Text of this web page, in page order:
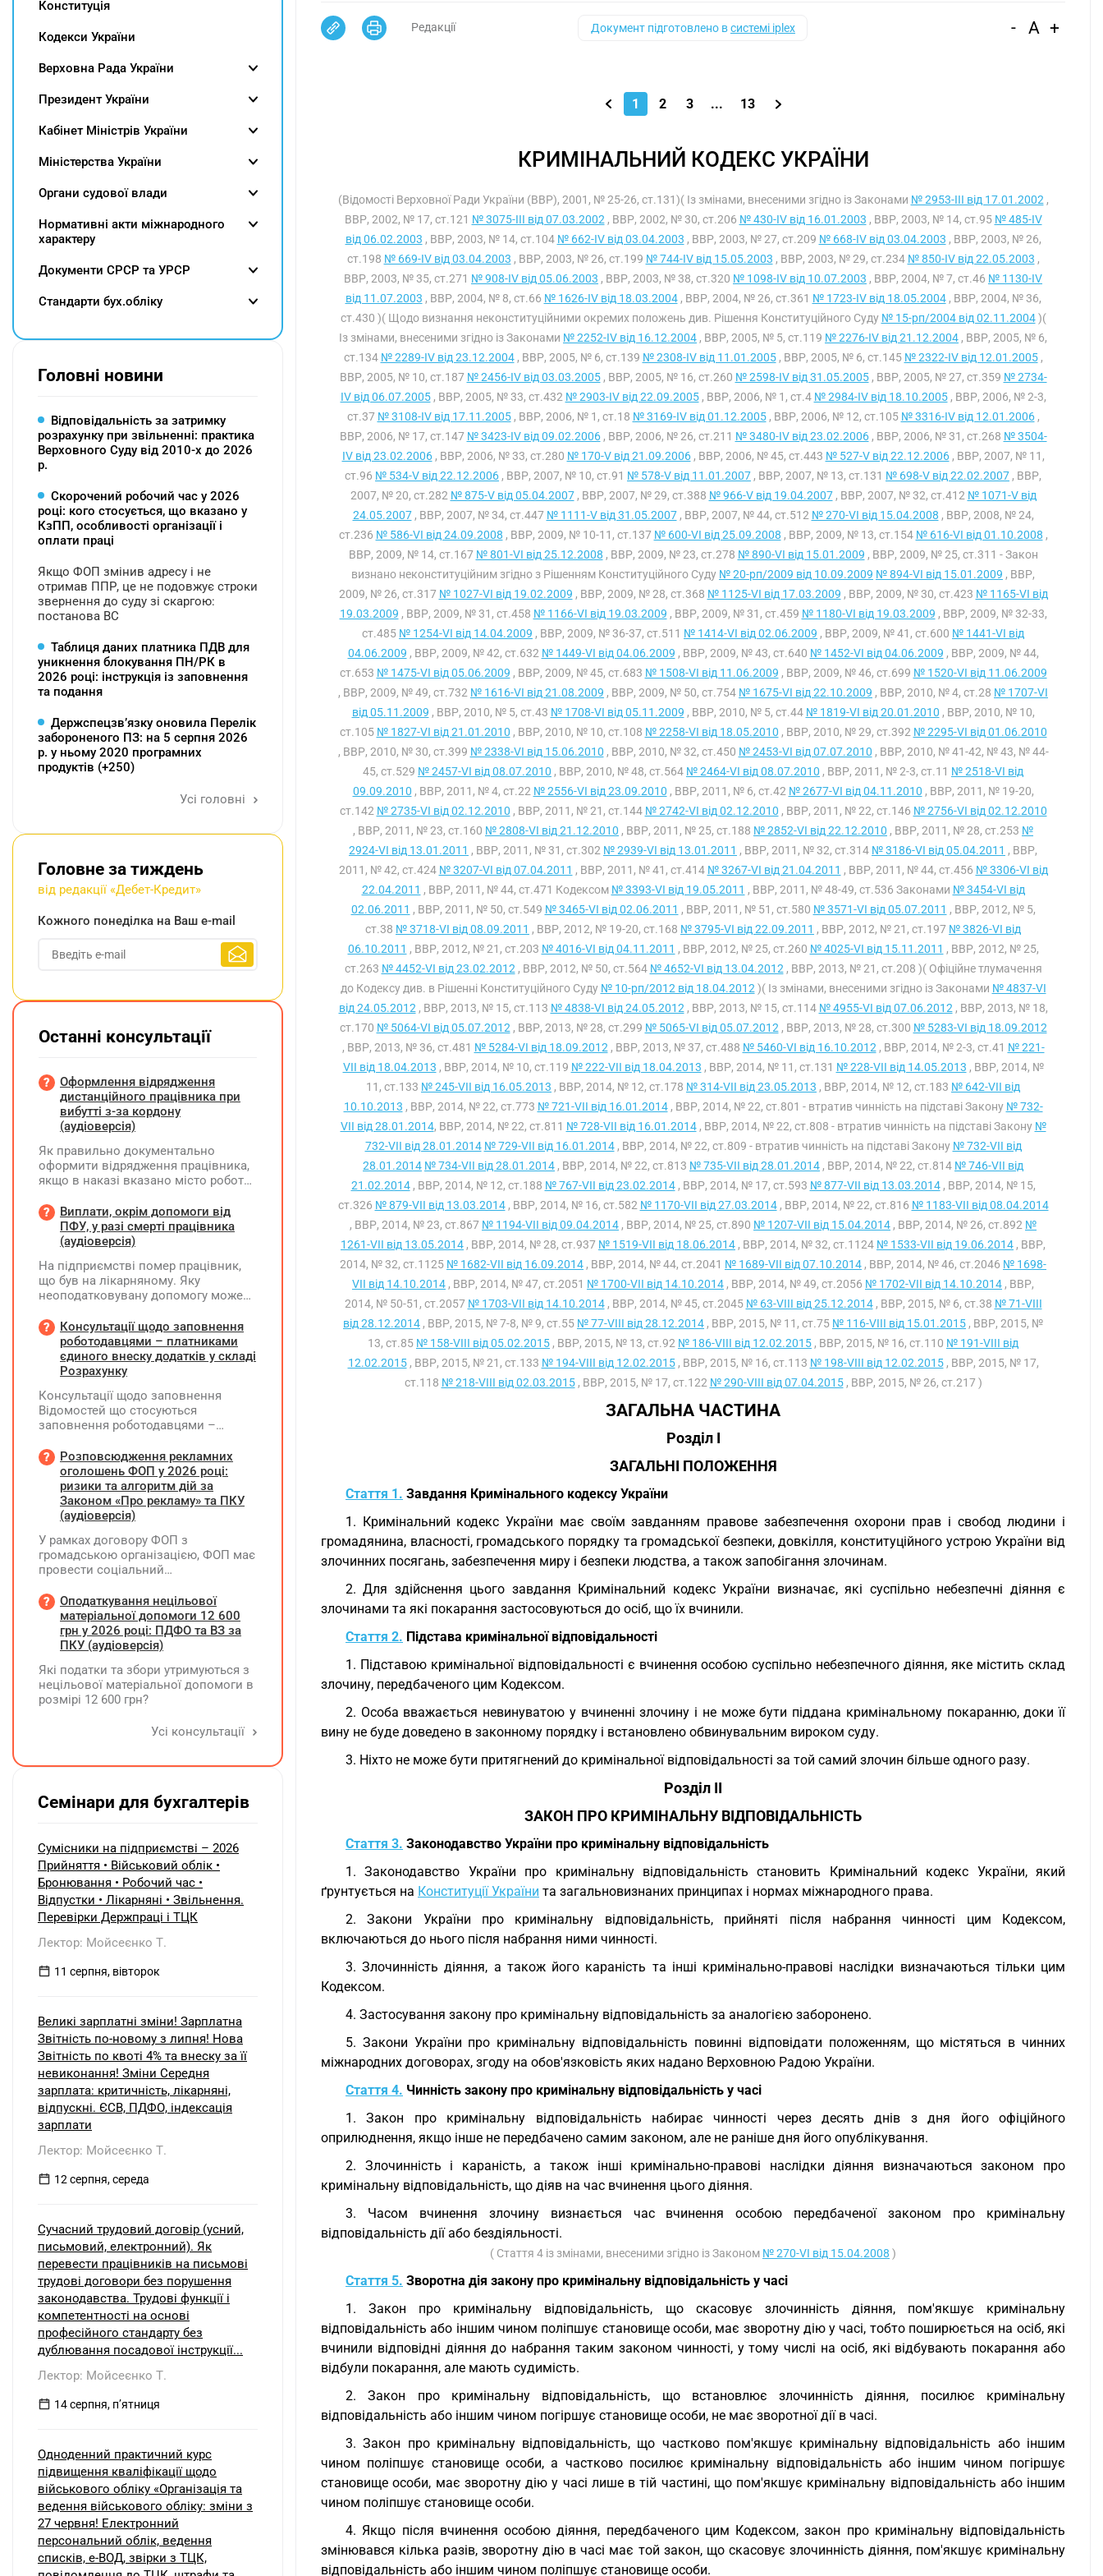
Редакції Документ підготовлено всистемі iplex - A +
1 2 3 ... 13
КРИМІНАЛЬНИЙ КОДЕКС УКРАЇНИ
(Відомості Верховної Ради України (ВВР), 2001, № 25-26, ст.131)( Із змінами, внесеними згідно із Законами № 2953-III від 17.01.2002 ,
ВВР, 2002, № 17, ст.121 № 3075-III від 07.03.2002 , ВВР, 2002, № 30, ст.206 № 430-IV від 16.01.2003 , ВВР, 2003, № 14, ст.95 № 485-IV
від 06.02.2003 , ВВР, 2003, № 14, ст.104 № 662-IV від 03.04.2003 , ВВР, 2003, № 27, ст.209 № 668-IV від 03.04.2003 , ВВР, 2003, № 26,
ст.198 № 669-IV від 03.04.2003 , ВВР, 2003, № 26, ст.199 № 744-IV від 15.05.2003 , ВВР, 2003, № 29, ст.234 № 850-IV від 22.05.2003 ,
ВВР, 2003, № 35, ст.271 № 908-IV від 05.06.2003 , ВВР, 2003, № 38, ст.320 № 1098-IV від 10.07.2003 , ВВР, 2004, № 7, ст.46 № 1130-IV
від 11.07.2003 , ВВР, 2004, № 8, ст.66 № 1626-IV від 18.03.2004, ВВР, 2004, № 26, ст.361 № 1723-IV від 18.05.2004, ВВР, 2004, № 36,
ст.430 )( Щодо визнання неконституційними окремих положень див. Рішення Конституційного Суду № 15-рп/2004 від 02.11.2004)(
Із змінами, внесеними згідно із Законами № 2252-IV від 16.12.2004 , ВВР, 2005, № 5, ст.119 № 2276-IV від 21.12.2004 , ВВР, 2005, № 6,
ст.134 № 2289-IV від 23.12.2004, ВВР, 2005, № 6, ст.139 № 2308-IV від 11.01.2005, ВВР, 2005, № 6, ст.145 № 2322-IV від 12.01.2005,
ВВР, 2005, № 10, ст.187 № 2456-IV від 03.03.2005, ВВР, 2005, № 16, ст.260 № 2598-IV від 31.05.2005, ВВР, 2005, № 27, ст.359 № 2734-
IV від 06.07.2005, ВВР, 2005, № 33, ст.432 № 2903-IV від 22.09.2005, ВВР, 2006, № 1, ст.4 № 2984-IV від 18.10.2005, ВВР, 2006, № 2-3,
ст.37 № 3108-IV від 17.11.2005, ВВР, 2006, № 1, ст.18 № 3169-IV від 01.12.2005, ВВР, 2006, № 12, ст.105 № 3316-IV від 12.01.2006,
ВВР, 2006, № 17, ст.147 № 3423-IV від 09.02.2006, ВВР, 2006, № 26, ст.211 № 3480-IV від 23.02.2006, ВВР, 2006, № 31, ст.268 № 3504-
IV від 23.02.2006, ВВР, 2006, № 33, ст.280 № 170-V від 21.09.2006, ВВР, 2006, № 45, ст.443 № 527-V від 22.12.2006, ВВР, 2007, № 11,
ст.96 № 534-V від 22.12.2006 , ВВР, 2007, № 10, ст.91 № 578-V від 11.01.2007 , ВВР, 2007, № 13, ст.131 № 698-V від 22.02.2007 , ВВР,
2007, № 20, ст.282 № 875-V від 05.04.2007, ВВР, 2007, № 29, ст.388 № 966-V від 19.04.2007, ВВР, 2007, № 32, ст.412 № 1071-V від
24.05.2007, ВВР, 2007, № 34, ст.447 № 1111-V від 31.05.2007, ВВР, 2007, № 44, ст.512 № 270-VI від 15.04.2008 , ВВР, 2008, № 24,
ст.236 № 586-VI від 24.09.2008 , ВВР, 2009, № 10-11, ст.137 № 600-VI від 25.09.2008 , ВВР, 2009, № 13, ст.154 № 616-VI від 01.10.2008 ,
ВВР, 2009, № 14, ст.167 № 801-VI від 25.12.2008 , ВВР, 2009, № 23, ст.278 № 890-VI від 15.01.2009 , ВВР, 2009, № 25, ст.311 - Закон
визнано неконституційним згідно з Рішенням Конституційного Суду № 20-рп/2009 від 10.09.2009 № 894-VI від 15.01.2009 , ВВР,
2009, № 26, ст.317 № 1027-VI від 19.02.2009 , ВВР, 2009, № 28, ст.368 № 1125-VI від 17.03.2009 , ВВР, 2009, № 30, ст.423 № 1165-VI від
19.03.2009 , ВВР, 2009, № 31, ст.458 № 1166-VI від 19.03.2009 , ВВР, 2009, № 31, ст.459 № 1180-VI від 19.03.2009 , ВВР, 2009, № 32-33,
ст.485 № 1254-VI від 14.04.2009 , ВВР, 2009, № 36-37, ст.511 № 1414-VI від 02.06.2009 , ВВР, 2009, № 41, ст.600 № 1441-VI від
04.06.2009 , ВВР, 2009, № 42, ст.632 № 1449-VI від 04.06.2009 , ВВР, 2009, № 43, ст.640 № 1452-VI від 04.06.2009 , ВВР, 2009, № 44,
ст.653 № 1475-VI від 05.06.2009 , ВВР, 2009, № 45, ст.683 № 1508-VI від 11.06.2009 , ВВР, 2009, № 46, ст.699 № 1520-VI від 11.06.2009
, ВВР, 2009, № 49, ст.732 № 1616-VI від 21.08.2009 , ВВР, 2009, № 50, ст.754 № 1675-VI від 22.10.2009 , ВВР, 2010, № 4, ст.28 № 1707-VI
від 05.11.2009 , ВВР, 2010, № 5, ст.43 № 1708-VI від 05.11.2009 , ВВР, 2010, № 5, ст.44 № 1819-VI від 20.01.2010 , ВВР, 2010, № 10,
ст.105 № 1827-VI від 21.01.2010 , ВВР, 2010, № 10, ст.108 № 2258-VI від 18.05.2010 , ВВР, 2010, № 29, ст.392 № 2295-VI від 01.06.2010
, ВВР, 2010, № 30, ст.399 № 2338-VI від 15.06.2010 , ВВР, 2010, № 32, ст.450 № 2453-VI від 07.07.2010 , ВВР, 2010, № 41-42, № 43, № 44-
45, ст.529 № 2457-VI від 08.07.2010 , ВВР, 2010, № 48, ст.564 № 2464-VI від 08.07.2010 , ВВР, 2011, № 2-3, ст.11 № 2518-VI від
09.09.2010 , ВВР, 2011, № 4, ст.22 № 2556-VI від 23.09.2010 , ВВР, 2011, № 6, ст.42 № 2677-VI від 04.11.2010 , ВВР, 2011, № 19-20,
ст.142 № 2735-VI від 02.12.2010 , ВВР, 2011, № 21, ст.144 № 2742-VI від 02.12.2010 , ВВР, 2011, № 22, ст.146 № 2756-VI від 02.12.2010
, ВВР, 2011, № 23, ст.160 № 2808-VI від 21.12.2010 , ВВР, 2011, № 25, ст.188 № 2852-VI від 22.12.2010 , ВВР, 2011, № 28, ст.253 №
2924-VI від 13.01.2011 , ВВР, 2011, № 31, ст.302 № 2939-VI від 13.01.2011 , ВВР, 2011, № 32, ст.314 № 3186-VI від 05.04.2011 , ВВР,
2011, № 42, ст.424 № 3207-VI від 07.04.2011 , ВВР, 2011, № 41, ст.414 № 3267-VI від 21.04.2011 , ВВР, 2011, № 44, ст.456 № 3306-VI від
22.04.2011 , ВВР, 2011, № 44, ст.471 Кодексом № 3393-VI від 19.05.2011 , ВВР, 2011, № 48-49, ст.536 Законами № 3454-VI від
02.06.2011 , ВВР, 2011, № 50, ст.549 № 3465-VI від 02.06.2011 , ВВР, 2011, № 51, ст.580 № 3571-VI від 05.07.2011 , ВВР, 2012, № 5,
ст.38 № 3718-VI від 08.09.2011 , ВВР, 2012, № 19-20, ст.168 № 3795-VI від 22.09.2011 , ВВР, 2012, № 21, ст.197 № 3826-VI від
06.10.2011 , ВВР, 2012, № 21, ст.203 № 4016-VI від 04.11.2011 , ВВР, 2012, № 25, ст.260 № 4025-VI від 15.11.2011 , ВВР, 2012, № 25,
ст.263 № 4452-VI від 23.02.2012 , ВВР, 2012, № 50, ст.564 № 4652-VI від 13.04.2012 , ВВР, 2013, № 21, ст.208 )( Офіційне тлумачення
до Кодексу див. в Рішенні Конституційного Суду № 10-рп/2012 від 18.04.2012 )( Із змінами, внесеними згідно із Законами № 4837-VI
від 24.05.2012 , ВВР, 2013, № 15, ст.113 № 4838-VI від 24.05.2012 , ВВР, 2013, № 15, ст.114 № 4955-VI від 07.06.2012 , ВВР, 2013, № 18,
ст.170 № 5064-VI від 05.07.2012 , ВВР, 2013, № 28, ст.299 № 5065-VI від 05.07.2012 , ВВР, 2013, № 28, ст.300 № 5283-VI від 18.09.2012
, ВВР, 2013, № 36, ст.481 № 5284-VI від 18.09.2012 , ВВР, 2013, № 37, ст.488 № 5460-VI від 16.10.2012 , ВВР, 2014, № 2-3, ст.41 № 221-
VII від 18.04.2013 , ВВР, 2014, № 10, ст.119 № 222-VII від 18.04.2013 , ВВР, 2014, № 11, ст.131 № 228-VII від 14.05.2013 , ВВР, 2014, №
11, ст.133 № 245-VII від 16.05.2013 , ВВР, 2014, № 12, ст.178 № 314-VII від 23.05.2013 , ВВР, 2014, № 12, ст.183 № 642-VII від
10.10.2013 , ВВР, 2014, № 22, ст.773 № 721-VII від 16.01.2014, ВВР, 2014, № 22, ст.801 - втратив чинність на підставі Закону № 732-
VII від 28.01.2014, ВВР, 2014, № 22, ст.811 № 728-VII від 16.01.2014, ВВР, 2014, № 22, ст.808 - втратив чинність на підставі Закону №
732-VII від 28.01.2014 № 729-VII від 16.01.2014, ВВР, 2014, № 22, ст.809 - втратив чинність на підставі Закону № 732-VII від
28.01.2014 № 734-VII від 28.01.2014 , ВВР, 2014, № 22, ст.813 № 735-VII від 28.01.2014 , ВВР, 2014, № 22, ст.814 № 746-VII від
21.02.2014, ВВР, 2014, № 12, ст.188 № 767-VII від 23.02.2014, ВВР, 2014, № 17, ст.593 № 877-VII від 13.03.2014, ВВР, 2014, № 15,
ст.326 № 879-VII від 13.03.2014, ВВР, 2014, № 16, ст.582 № 1170-VII від 27.03.2014, ВВР, 2014, № 22, ст.816 № 1183-VII від 08.04.2014
, ВВР, 2014, № 23, ст.867 № 1194-VII від 09.04.2014 , ВВР, 2014, № 25, ст.890 № 1207-VII від 15.04.2014 , ВВР, 2014, № 26, ст.892 №
1261-VII від 13.05.2014 , ВВР, 2014, № 28, ст.937 № 1519-VII від 18.06.2014 , ВВР, 2014, № 32, ст.1124 № 1533-VII від 19.06.2014 , ВВР,
2014, № 32, ст.1125 № 1682-VII від 16.09.2014 , ВВР, 2014, № 44, ст.2041 № 1689-VII від 07.10.2014 , ВВР, 2014, № 46, ст.2046 № 1698-
VII від 14.10.2014 , ВВР, 2014, № 47, ст.2051 № 1700-VII від 14.10.2014 , ВВР, 2014, № 49, ст.2056 № 1702-VII від 14.10.2014 , ВВР,
2014, № 50-51, ст.2057 № 1703-VII від 14.10.2014, ВВР, 2014, № 45, ст.2045 № 63-VIII від 25.12.2014, ВВР, 2015, № 6, ст.38 № 71-VIII
від 28.12.2014 , ВВР, 2015, № 7-8, № 9, ст.55 № 77-VIII від 28.12.2014 , ВВР, 2015, № 11, ст.75 № 116-VIII від 15.01.2015 , ВВР, 2015, №
13, ст.85 № 158-VIII від 05.02.2015 , ВВР, 2015, № 13, ст.92 № 186-VIII від 12.02.2015 , ВВР, 2015, № 16, ст.110 № 191-VIII від
12.02.2015, ВВР, 2015, № 21, ст.133 № 194-VIII від 12.02.2015, ВВР, 2015, № 16, ст.113 № 198-VIII від 12.02.2015, ВВР, 2015, № 17,
ст.118 № 218-VIII від 02.03.2015, ВВР, 2015, № 17, ст.122 № 290-VIII від 07.04.2015, ВВР, 2015, № 26, ст.217 )
ЗАГАЛЬНА ЧАСТИНА
Розділ I
ЗАГАЛЬНІ ПОЛОЖЕННЯ
Стаття 1. Завдання Кримінального кодексу України
1. Кримінальний кодекс України має своїм завданням правове забезпечення охорони прав і свобод людини і
громадянина, власності, громадського порядку та громадської безпеки, довкілля, конституційного устрою України від
злочинних посягань, забезпечення миру і безпеки людства, а також запобігання злочинам.
2. Для здійснення цього завдання Кримінальний кодекс України визначає, які суспільно небезпечні діяння є
злочинами та які покарання застосовуються до осіб, що їх вчинили.
Стаття 2. Підстава кримінальної відповідальності
1. Підставою кримінальної відповідальності є вчинення особою суспільно небезпечного діяння, яке містить склад
злочину, передбаченого цим Кодексом.
2. Особа вважається невинуватою у вчиненні злочину і не може бути піддана кримінальному покаранню, доки її
вину не буде доведено в законному порядку і встановлено обвинувальним вироком суду.
3. Ніхто не може бути притягнений до кримінальної відповідальності за той самий злочин більше одного разу.
Розділ II
ЗАКОН ПРО КРИМІНАЛЬНУ ВІДПОВІДАЛЬНІСТЬ
Стаття 3. Законодавство України про кримінальну відповідальність
1. Законодавство України про кримінальну відповідальність становить Кримінальний кодекс України, який
ґрунтується на Конституції України та загальновизнаних принципах і нормах міжнародного права.
2. Закони України про кримінальну відповідальність, прийняті після набрання чинності цим Кодексом,
включаються до нього після набрання ними чинності.
3. Злочинність діяння, а також його караність та інші кримінально-правові наслідки визначаються тільки цим
Кодексом.
4. Застосування закону про кримінальну відповідальність за аналогією заборонено.
5. Закони України про кримінальну відповідальність повинні відповідати положенням, що містяться в чинних
міжнародних договорах, згоду на обов'язковість яких надано Верховною Радою України.
Стаття 4. Чинність закону про кримінальну відповідальність у часі
1. Закон про кримінальну відповідальність набирає чинності через десять днів з дня його офіційного
оприлюднення, якщо інше не передбачено самим законом, але не раніше дня його опублікування.
2. Злочинність і караність, а також інші кримінально-правові наслідки діяння визначаються законом про
кримінальну відповідальність, що діяв на час вчинення цього діяння.
3. Часом вчинення злочину визнається час вчинення особою передбаченої законом про кримінальну
відповідальність дії або бездіяльності.
( Стаття 4 із змінами, внесеними згідно із Законом № 270-VI від 15.04.2008 )
Стаття 5. Зворотна дія закону про кримінальну відповідальність у часі
1. Закон про кримінальну відповідальність, що скасовує злочинність діяння, пом'якшує кримінальну
відповідальність або іншим чином поліпшує становище особи, має зворотну дію у часі, тобто поширюється на осіб, які
вчинили відповідні діяння до набрання таким законом чинності, у тому числі на осіб, які відбувають покарання або
відбули покарання, але мають судимість.
2. Закон про кримінальну відповідальність, що встановлює злочинність діяння, посилює кримінальну
відповідальність або іншим чином погіршує становище особи, не має зворотної дії в часі.
3. Закон про кримінальну відповідальність, що частково пом'якшує кримінальну відповідальність або іншим
чином поліпшує становище особи, а частково посилює кримінальну відповідальність або іншим чином погіршує
становище особи, має зворотну дію у часі лише в тій частині, що пом'якшує кримінальну відповідальність або іншим
чином поліпшує становище особи.
4. Якщо після вчинення особою діяння, передбаченого цим Кодексом, закон про кримінальну відповідальність
змінювався кілька разів, зворотну дію в часі має той закон, що скасовує злочинність діяння, пом'якшує кримінальну
відповідальність або іншим чином поліпшує становище особи.
Конституція
Кодекси України
Верховна Рада України
Президент України
Кабінет Міністрів України
Міністерства України
Органи судової влади
Нормативні акти міжнародного
характеру
Документи СРСР та УРСР
Cтандарти бух.обліку
Головні новини
Відповідальність за затримку
розрахунку при звільненні: практика
Верховного Суду від 2010-х до 2026
р.
Скорочений робочий час у 2026
році: кого стосується, що вказано у
КзПП, особливості організації і
оплати праці
Якщо ФОП змінив адресу і не
отримав ППР, це не подовжує строки
звернення до суду зі скаргою:
постанова ВС
Таблиця даних платника ПДВ для
уникнення блокування ПН/РК в
2026 році: інструкція із заповнення
та подання
Держспецзв’язку оновила Перелік
забороненого ПЗ: на 5 серпня 2026
р. у ньому 2020 програмних
продуктів (+250)
Усі головні
Головне за тиждень
від редакції «Дебет-Кредит»
Кожного понеділка на Ваш e-mail
Останні консультації
Оформлення відрядження
дистанційного працівника при
вибутті з-за кордону
(аудіоверсія)
Як правильно документально
оформити відрядження працівника,
якщо в наказі вказано місто роботи
відбувся з іншої країни (де
працівник працював дистанційно),
та чи впливає ця розбіжність на
оподаткування?
Виплати, окрім допомоги від
ПФУ, у разі смерті працівника
(аудіоверсія)
На підприємстві помер працівник,
що був на лікарняному. Яку
неоподатковувану допомогу може
від ПФУ? Кому і як виплатити
лікарняні, що прийшли на рахунок
підприємства, та розрахункові
(компенсація за невикористані дні
Консультації щодо заповнення
роботодавцями – платниками
єдиного внеску додатків у складі
Розрахунку
Консультації щодо заповнення
Відомостей що стосуються
заповнення роботодавцями –
додатків Д1, Д2, Д3, Д5 та Д6 у складі
Розрахунку ЮО та додатків ФІЗ-Д1,
ФІЗ-Д5 та ФІЗ-Д6 у складі Розрахунку
ФОП/НПД, здійснює ПФУ
Розповсюдження рекламних
оголошень ФОП у 2026 році:
ризики та алгоритм дій за
Законом «Про рекламу» та ПКУ
(аудіоверсія)
У рамках договору ФОП з
громадською організацією, ФОП має
провести соціальний
Реєстрацію на цей захід ФОП
проводить через номер телефону,
який зазначено у листівках, які він
розклеїв на стовпах району та
для ГО по запиту на реєстрацію - це
фото цих рекламних об'яв. Чи
виникає у ФОПа зобов'язання по
Чи є будь які податкові наслідки по
Оподаткування нецільової
матеріальної допомоги 12 600
грн у 2026 році: ПДФО та ВЗ за
ПКУ (аудіоверсія)
Які податки та збори утримуються з
нецільової матеріальної допомоги в
розмірі 12 600 грн?
Усі консультації
Семінари для бухгалтерів
Сумісники на підприємстві – 2026
Прийняття • Військовий облік •
Бронювання • Робочий час •
Відпустки • Лікарняні • Звільнення.
Перевірки Держпраці і ТЦК
Лектор: Мойсеєнко Т.
11 серпня, вівторок
Великі зарплатні зміни! Зарплатна
Звітність по-новому з липня! Нова
Звітність по квоті 4% та внеску за її
невиконання! Зміни Середня
зарплата: критичність, лікарняні,
відпускні. ЄСВ, ПДФО, індексація
зарплати
Лектор: Мойсеєнко Т.
12 серпня, середа
Сучасний трудовий договір (усний,
письмовий, електронний). Як
перевести працівників на письмові
трудові договори без порушення
законодавства. Трудові функції і
компетентності на основі
професійного стандарту без
дублювання посадової інструкції...
Лектор: Мойсеєнко Т.
14 серпня, пʼятниця
Одноденний практичний курс
підвищення кваліфікації щодо
військового обліку «Організація та
ведення військового обліку: зміни з
27 червня! Електронний
персональний облік, ведення
списків, е-ВОД, звірки з ТЦК,